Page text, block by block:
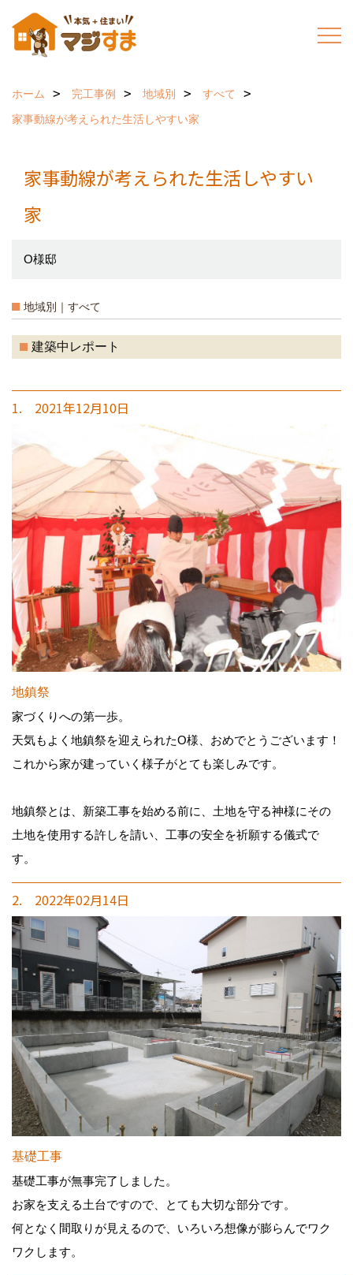
ホーム 完工事例 地域別
すべて
家事動線が考えられた生活しやすい家
家事動線が考えられた生活しやすい
家
O様邸
地域別｜すべて
建築中レポート
1. 2021年12月10日
地鎮祭
家づくりへの第一歩。
天気もよく地鎮祭を迎えられたO様、おめでとうございます！
これから家が建っていく様子がとても楽しみです。
地鎮祭とは、新築工事を始める前に、土地を守る神様にその
土地を使用する許しを請い、工事の安全を祈願する儀式で
す。
2. 2022年02月14日
基礎工事
基礎工事が無事完了しました。
お家を支える土台ですので、とても大切な部分です。
何となく間取りが見えるので、いろいろ想像が膨らんでワク
ワクします。